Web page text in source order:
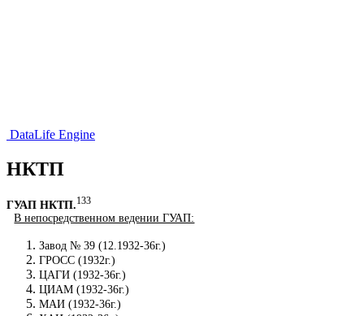
DataLife Engine
НКТП
ГУАП НКТП.133
В непосредственном ведении ГУАП:
Завод № 39 (12.1932-36г.)
ГРОСС (1932г.)
ЦАГИ (1932-36г.)
ЦИАМ (1932-36г.)
МАИ (1932-36г.)